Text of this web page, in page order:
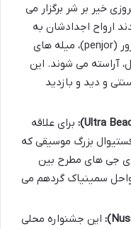
خیر بر شر برگزار می
ارواح اجدادشان به
زمین بازمی گردند. خیابان ها با پنژور (penjor)، میله های
آراسته می شوند. این
و دید و بازدید
برای علاقه
بزرگ موسیقی که
دی جی های مطرح بین
سمینیاک گردهم می
این جشنواره محلی